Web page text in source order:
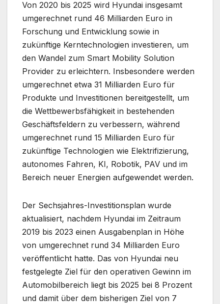
Von 2020 bis 2025 wird Hyundai insgesamt
umgerechnet rund 46 Milliarden Euro in
Forschung und Entwicklung sowie in
zukünftige Kerntechnologien investieren, um
den Wandel zum Smart Mobility Solution
Provider zu erleichtern. Insbesondere werden
umgerechnet etwa 31 Milliarden Euro für
Produkte und Investitionen bereitgestellt, um
die Wettbewerbsfähigkeit in bestehenden
Geschäftsfeldern zu verbessern, während
umgerechnet rund 15 Milliarden Euro für
zukünftige Technologien wie Elektrifizierung,
autonomes Fahren, KI, Robotik, PAV und im
Bereich neuer Energien aufgewendet werden.
Der Sechsjahres-Investitionsplan wurde
aktualisiert, nachdem Hyundai im Zeitraum
2019 bis 2023 einen Ausgabenplan in Höhe
von umgerechnet rund 34 Milliarden Euro
veröffentlicht hatte. Das von Hyundai neu
festgelegte Ziel für den operativen Gewinn im
Automobilbereich liegt bis 2025 bei 8 Prozent
und damit über dem bisherigen Ziel von 7